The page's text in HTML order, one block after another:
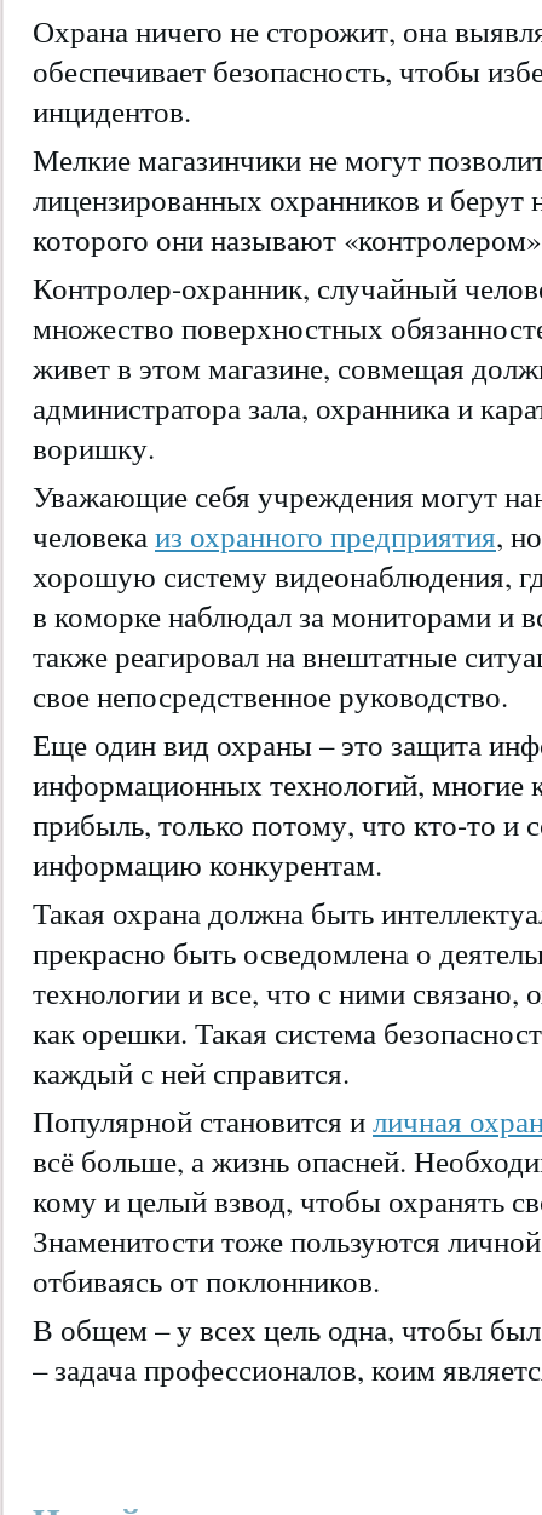
Охрана ничего не сторожит, она
обеспечивает безопасность, чтобы
инцидентов.
Мелкие магазинчики не могут
лицензированных охранников и берут
которого они называют
Контролер-охранник, случайный
множество поверхностных
живет в этом магазине, совмещая
администратора зала, охранника и
воришку.
Уважающие себя учреждения могут
человекаиз охранного предприятия,
хорошую систему видеонаблюдения,
в коморке наблюдал за мониторами и
также реагировал на внештатные
свое непосредственное руководство.
Еще один вид охраны – это защита
информационных технологий,
прибыль, только потому, что кто-то и
информацию конкурентам.
Такая охрана должна быть
прекрасно быть осведомлена о
технологии и все, что с ними
как орешки. Такая система
каждый с ней справится.
Популярной становится иличная
всё больше, а жизнь опасней.
кому и целый взвод, чтобы охранять
Знаменитости тоже пользуются
отбиваясь от поклонников.
В общем – у всех цель одна, чтобы был
– задача профессионалов, коим